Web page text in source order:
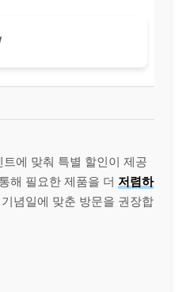
에 맞춰 특별 할인이 제공
해 필요한 제품을 더 저렴하
념일에 맞춘 방문을 권장합